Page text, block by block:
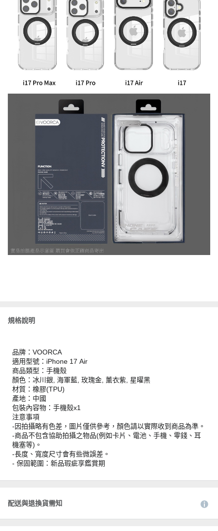
規格說明
品牌：VOORCA
適用型號：iPhone 17 Air
商品類型：手機殼
顏色：冰川銀, 海軍藍, 玫瑰金, 薰衣紫, 星曜黑
材質：橡膠(TPU)
產地：中國
包裝內容物：手機殼x1
注意事項
-因拍攝略有色差，圖片僅供參考，顏色請以實際收到商品為準。
-商品不包含協助拍攝之物品(例如卡片、電池、手機、零錢、耳
機塞等)。
-長度、寬度尺寸會有些微誤差。
- 保固範圍：新品瑕疵享鑑賞期
配送與退換貨需知